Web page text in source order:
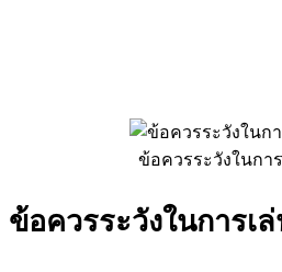
ข้อควรระวังในกา
ข้อควรระวังในการเ